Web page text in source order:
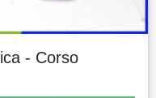
- Corso